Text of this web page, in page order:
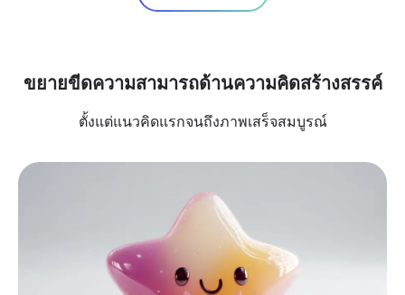
ขยายขีดความสามารถด้านความคิดสร้างสรรค์
ตั้งแต่แนวคิดแรกจนถึงภาพเสร็จสมบูรณ์